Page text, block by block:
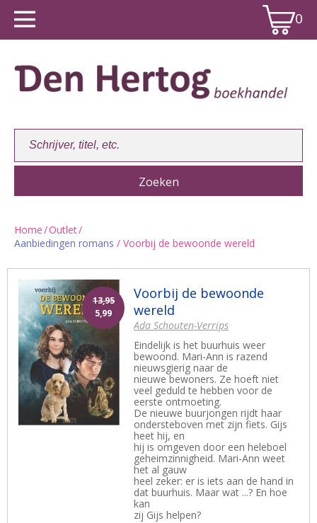
0
Winkelwagen:
Home/Outlet/
Aanbiedingen romans / Voorbij de bewoonde wereld
13,95
5,99
Voorbij de bewoonde
wereld
Ada Schouten-Verrips
Eindelijk is het buurhuis weer
bewoond. Mari-Ann is razend
nieuwsgierig naar de
nieuwe bewoners. Ze hoeft niet
veel geduld te hebben voor de
eerste ontmoeting.
De nieuwe buurjongen rijdt haar
ondersteboven met zijn fiets. Gijs
heet hij, en
hij is omgeven door een heleboel
geheimzinnigheid. Mari-Ann weet
het al gauw
heel zeker: er is iets aan de hand in
dat buurhuis. Maar wat ...? En hoe
kan
zij Gijs helpen?